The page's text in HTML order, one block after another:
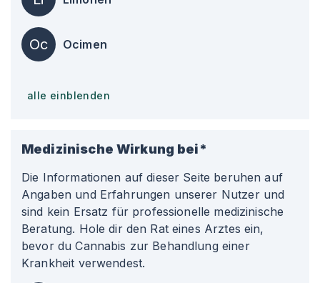
Oc Ocimen
alle einblenden
Medizinische Wirkung bei*
Die Informationen auf dieser Seite beruhen auf
Angaben und Erfahrungen unserer Nutzer und
sind kein Ersatz für professionelle medizinische
Beratung. Hole dir den Rat eines Arztes ein,
bevor du Cannabis zur Behandlung einer
Krankheit verwendest.